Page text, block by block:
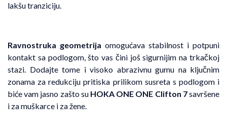
lakšu tranziciju.
Ravnostruka geometrija omogućava stabilnost i potpuni
kontakt sa podlogom, što vas čini još sigurnijim na trkačkoj
stazi. Dodajte tome i visoko abrazivnu gumu na ključnim
zonama za redukciju pritiska prilikom susreta s podlogom i
biće vam jasno zašto su HOKA ONE ONE Clifton 7savršene
i za muškarce i za žene.